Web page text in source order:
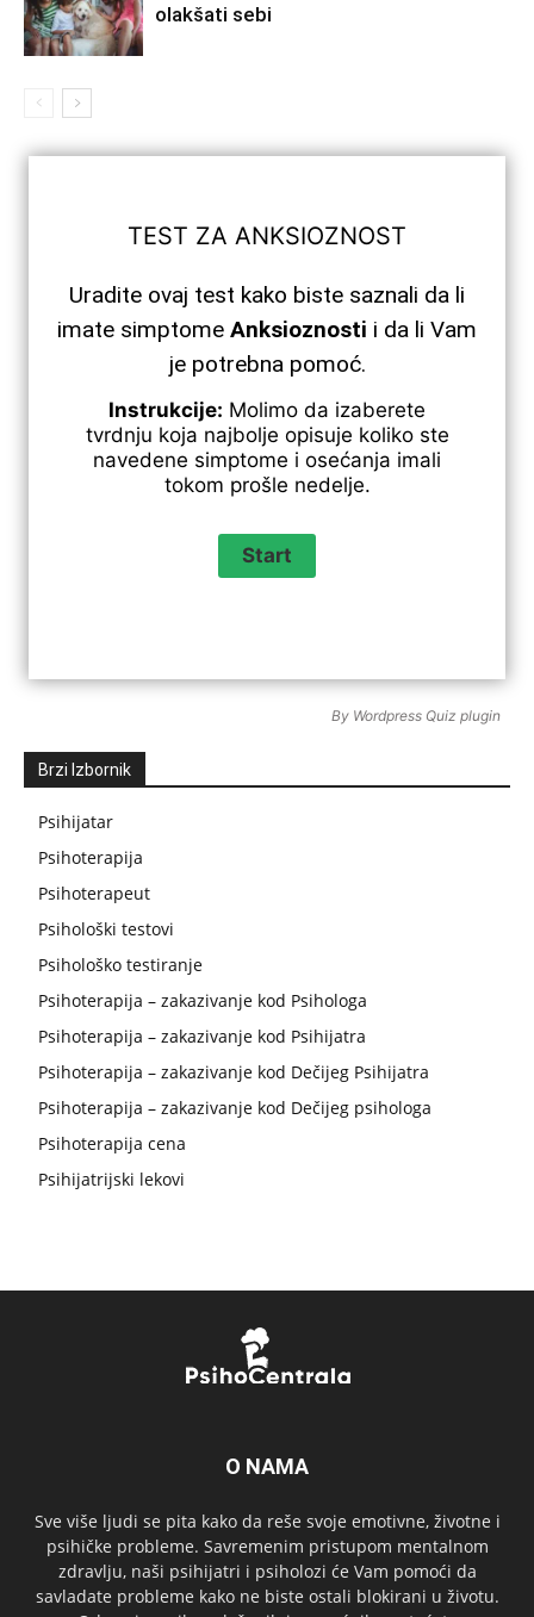
olakšati sebi
TEST ZA ANKSIOZNOST
Uradite ovaj test kako biste saznali da li
imate simptome Anksioznosti i da li Vam
je potrebna pomoć.
Instrukcije: Molimo da izaberete
tvrdnju koja najbolje opisuje koliko ste
navedene simptome i osećanja imali
tokom prošle nedelje.
By Wordpress Quiz plugin
Brzi Izbornik
Psihijatar
Psihoterapija
Psihoterapeut
Psihološki testovi
Psihološko testiranje
Psihoterapija – zakazivanje kod Psihologa
Psihoterapija – zakazivanje kod Psihijatra
Psihoterapija – zakazivanje kod Dečijeg Psihijatra
Psihoterapija – zakazivanje kod Dečijeg psihologa
Psihoterapija cena
Psihijatrijski lekovi
O NAMA
Sve više ljudi se pita kako da reše svoje emotivne, životne i
psihičke probleme. Savremenim pristupom mentalnom
zdravlju, naši psihijatri i psiholozi će Vam pomoći da
savladate probleme kako ne biste ostali blokirani u životu.